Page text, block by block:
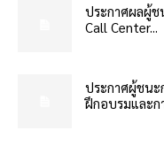
ประกาศผลผู้ช
Call Center...
ประกาศผู้ชนะ
ฝึกอบรมและก